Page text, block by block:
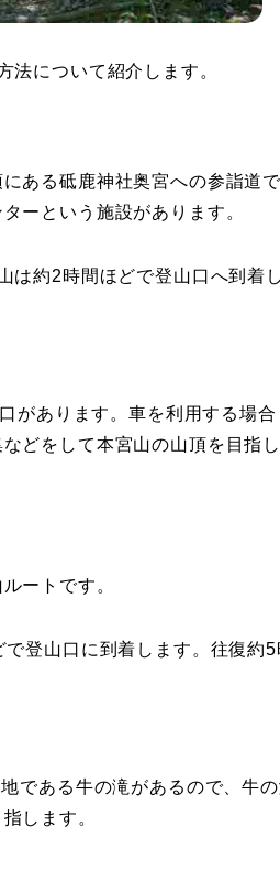
について紹介します。
ある砥鹿神社奥宮への参詣道
ーという施設があります。
は約2時間ほどで登山口へ到着
があります。車を利用する場合
どをして本宮山の山頂を目指
ートです。
登山口に到着します。往復約5
である牛の滝があるので、牛
します。